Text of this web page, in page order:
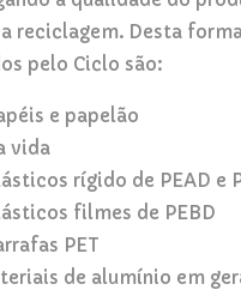
reciclagem. Desta
pelo Ciclo são:
e papelão
vida
rígido de PEAD e
filmes de PEBD
PET
de alumínio em